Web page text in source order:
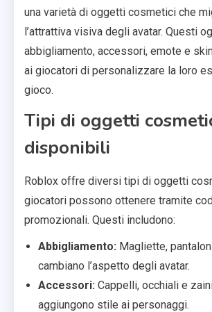
una varietà di oggetti cosmetici che
l’attrattiva visiva degli avatar. Questi
abbigliamento, accessori, emote e
ai giocatori di personalizzare la loro
gioco.
Tipi di oggetti
disponibili
Roblox offre diversi tipi di oggetti
giocatori possono ottenere tramite
promozionali. Questi includono:
Abbigliamento: Magliette,
cambiano l’aspetto degli avatar.
Accessori: Cappelli, occhiali e
aggiungono stile ai personaggi.